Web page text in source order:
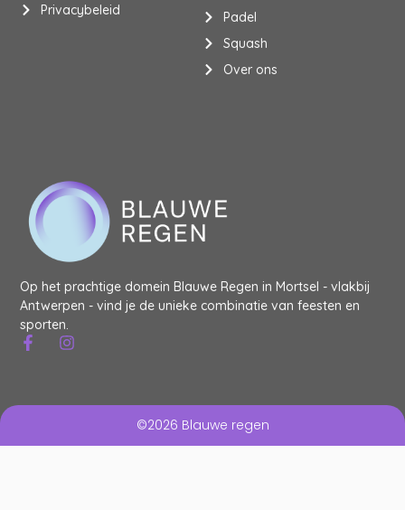
Op het prachtige domein Blauwe Regen in Mortsel - vlakbij
Antwerpen - vind je de unieke combinatie van feesten en
sporten.
Padel
Squash
Over ons
Privacybeleid
©2026 Blauwe regen